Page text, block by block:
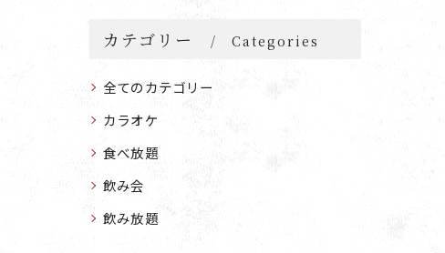
カテゴリー Categories
全てのカテゴリー
カラオケ
食べ放題
飲み会
飲み放題